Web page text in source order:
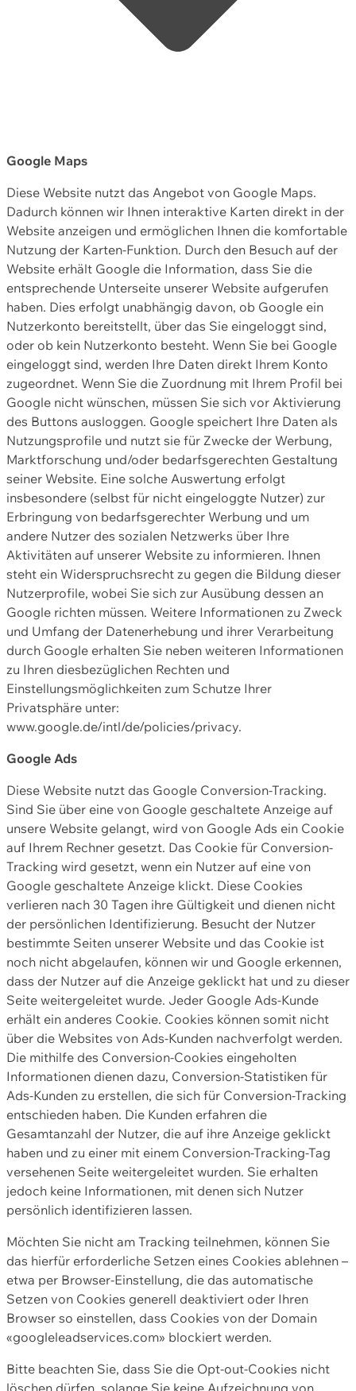
Google Maps
Diese Website nutzt das Angebot von Google Maps.
Dadurch können wir Ihnen interaktive Karten direkt in der
Website anzeigen und ermöglichen Ihnen die komfortable
Nutzung der Karten-Funktion. Durch den Besuch auf der
Website erhält Google die Information, dass Sie die
entsprechende Unterseite unserer Website aufgerufen
haben. Dies erfolgt unabhängig davon, ob Google ein
Nutzerkonto bereitstellt, über das Sie eingeloggt sind,
oder ob kein Nutzerkonto besteht. Wenn Sie bei Google
eingeloggt sind, werden Ihre Daten direkt Ihrem Konto
zugeordnet. Wenn Sie die Zuordnung mit Ihrem Profil bei
Google nicht wünschen, müssen Sie sich vor Aktivierung
des Buttons ausloggen. Google speichert Ihre Daten als
Nutzungsprofile und nutzt sie für Zwecke der Werbung,
Marktforschung und/oder bedarfsgerechten Gestaltung
seiner Website. Eine solche Auswertung erfolgt
insbesondere (selbst für nicht eingeloggte Nutzer) zur
Erbringung von bedarfsgerechter Werbung und um
andere Nutzer des sozialen Netzwerks über Ihre
Aktivitäten auf unserer Website zu informieren. Ihnen
steht ein Widerspruchsrecht zu gegen die Bildung dieser
Nutzerprofile, wobei Sie sich zur Ausübung dessen an
Google richten müssen. Weitere Informationen zu Zweck
und Umfang der Datenerhebung und ihrer Verarbeitung
durch Google erhalten Sie neben weiteren Informationen
zu Ihren diesbezüglichen Rechten und
Einstellungsmöglichkeiten zum Schutze Ihrer
Privatsphäre unter:
www.google.de/intl/de/policies/privacy.
Google Ads
Diese Website nutzt das Google Conversion-Tracking.
Sind Sie über eine von Google geschaltete Anzeige auf
unsere Website gelangt, wird von Google Ads ein Cookie
auf Ihrem Rechner gesetzt. Das Cookie für Conversion-
Tracking wird gesetzt, wenn ein Nutzer auf eine von
Google geschaltete Anzeige klickt. Diese Cookies
verlieren nach 30 Tagen ihre Gültigkeit und dienen nicht
der persönlichen Identifizierung. Besucht der Nutzer
bestimmte Seiten unserer Website und das Cookie ist
noch nicht abgelaufen, können wir und Google erkennen,
dass der Nutzer auf die Anzeige geklickt hat und zu dieser
Seite weitergeleitet wurde. Jeder Google Ads-Kunde
erhält ein anderes Cookie. Cookies können somit nicht
über die Websites von Ads-Kunden nachverfolgt werden.
Die mithilfe des Conversion-Cookies eingeholten
Informationen dienen dazu, Conversion-Statistiken für
Ads-Kunden zu erstellen, die sich für Conversion-Tracking
entschieden haben. Die Kunden erfahren die
Gesamtanzahl der Nutzer, die auf ihre Anzeige geklickt
haben und zu einer mit einem Conversion-Tracking-Tag
versehenen Seite weitergeleitet wurden. Sie erhalten
jedoch keine Informationen, mit denen sich Nutzer
persönlich identifizieren lassen.
Möchten Sie nicht am Tracking teilnehmen, können Sie
das hierfür erforderliche Setzen eines Cookies ablehnen –
etwa per Browser-Einstellung, die das automatische
Setzen von Cookies generell deaktiviert oder Ihren
Browser so einstellen, dass Cookies von der Domain
«googleleadservices.com» blockiert werden.
Bitte beachten Sie, dass Sie die Opt-out-Cookies nicht